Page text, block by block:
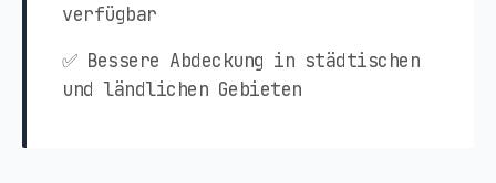
verfügbar
✅ Bessere Abdeckung in städtischen
und ländlichen Gebieten